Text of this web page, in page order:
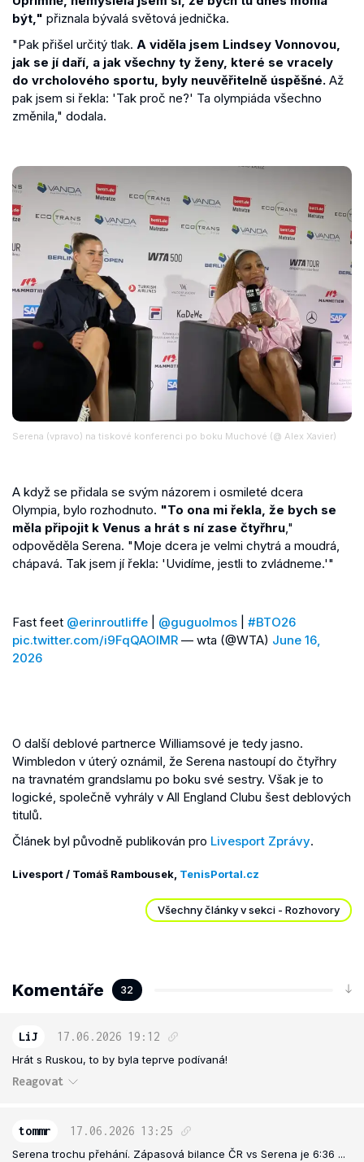
být," přiznala bývalá světová jednička.
"Pak přišel určitý tlak. A viděla jsem Lindsey Vonnovou,
jak se jí daří, a jak všechny ty ženy, které se vracely
do vrcholového sportu, byly neuvěřitelně úspěšné. Až
pak jsem si řekla: 'Tak proč ne?' Ta olympiáda všechno
změnila," dodala.
Serena (vpravo) na tiskové konferenci po boku Muchové (@ Alex Xavier)
A když se přidala se svým názorem i osmileté dcera
Olympia, bylo rozhodnuto. "To ona mi řekla, že bych se
měla připojit k Venus a hrát s ní zase čtyřhru,"
odpověděla Serena. "Moje dcera je velmi chytrá a moudrá,
chápavá. Tak jsem jí řekla: 'Uvidíme, jestli to zvládneme.'"
Fast feet @erinroutliffe @guguolmos
#BTO26
pic.twitter.com/i9FqQAOlMR — wta (@WTA) June 16,
2026
O další deblové partnerce Williamsové je tedy jasno.
Wimbledon v úterý oznámil, že Serena nastoupí do čtyřhry
na travnatém grandslamu po boku své sestry. Však je to
logické, společně vyhrály v All England Clubu šest deblových
titulů.
Článek byl původně publikován pro Livesport Zprávy.
Livesport / Tomáš Rambousek, TenisPortal.cz
Všechny články v sekci - Rozhovory
Komentáře 32
LiJ 17.06.2026 19:12
Hrát s Ruskou, to by byla teprve podívaná!
Reagovat
tommr 17.06.2026 13:25
Serena trochu přehání. Zápasová bilance ČR vs Serena je 6:36 ...